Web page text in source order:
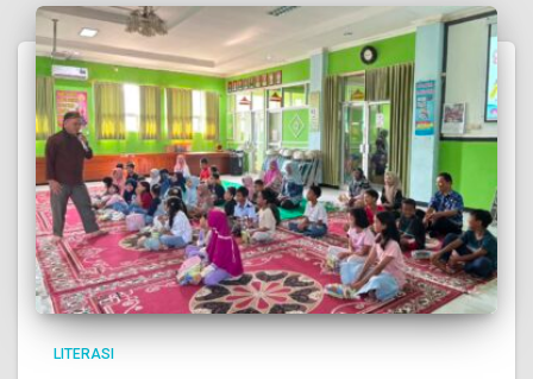
LITERASI